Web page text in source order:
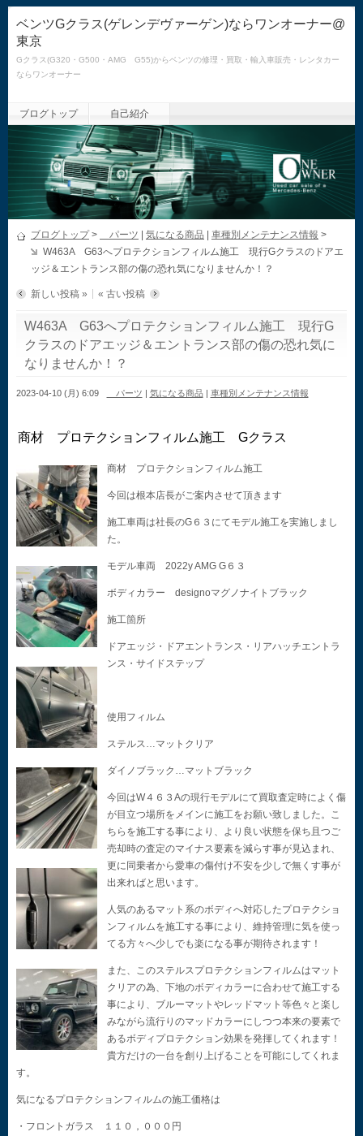
ベンツGクラス(ゲレンデヴァーゲン)ならワンオーナー@
東京
Gクラス(G320・G500・AMG G55)からベンツの修理・買取・輸入車販売・レンタカー
ならワンオーナー
ブログトップ 自己紹介
ブログトップ> パーツ 気になる商品 車種別メンテナンス情報 >
W463A G63へプロテクションフィルム施工 現行Gクラスのドアエ
ッジ＆エントランス部の傷の恐れ気になりませんか！？
新しい投稿 » « 古い投稿
W463A G63へプロテクションフィルム施工 現行G
クラスのドアエッジ＆エントランス部の傷の恐れ気に
なりませんか！？
2023-04-10 (月) 6:09 パーツ | 気になる商品| 車種別メンテナンス情報
商材 プロテクションフィルム施工 Gクラス
商材 プロテクションフィルム施工
今回は根本店長がご案内させて頂きます
施工車両は社長のG６３にてモデル施工を実施しまし
た。
モデル車両 2022y AMG G６３
ボディカラー designoマグノナイトブラック
施工箇所
ドアエッジ・ドアエントランス・リアハッチエントラ
ンス・サイドステップ
使用フィルム
ステルス…マットクリア
ダイノブラック…マットブラック
今回はW４６３Aの現行モデルにて買取査定時によく傷
が目立つ場所をメインに施工をお願い致しました。こ
ちらを施工する事により、より良い状態を保ち且つご
売却時の査定のマイナス要素を減らす事が見込まれ、
更に同乗者から愛車の傷付け不安を少しで無くす事が
出来ればと思います。
人気のあるマット系のボディへ対応したプロテクショ
ンフィルムを施工する事により、維持管理に気を使っ
てる方々へ少しでも楽になる事が期待されます！
また、このステルスプロテクションフィルムはマット
クリアの為、下地のボディカラーに合わせて施工する
事により、ブルーマットやレッドマット等色々と楽し
みながら流行りのマッドカラーにしつつ本来の要素で
あるボディプロテクション効果を発揮してくれます！
貴方だけの一台を創り上げることを可能にしてくれま
す。
気になるプロテクションフィルムの施工価格は
・フロントガラス １１０，０００円